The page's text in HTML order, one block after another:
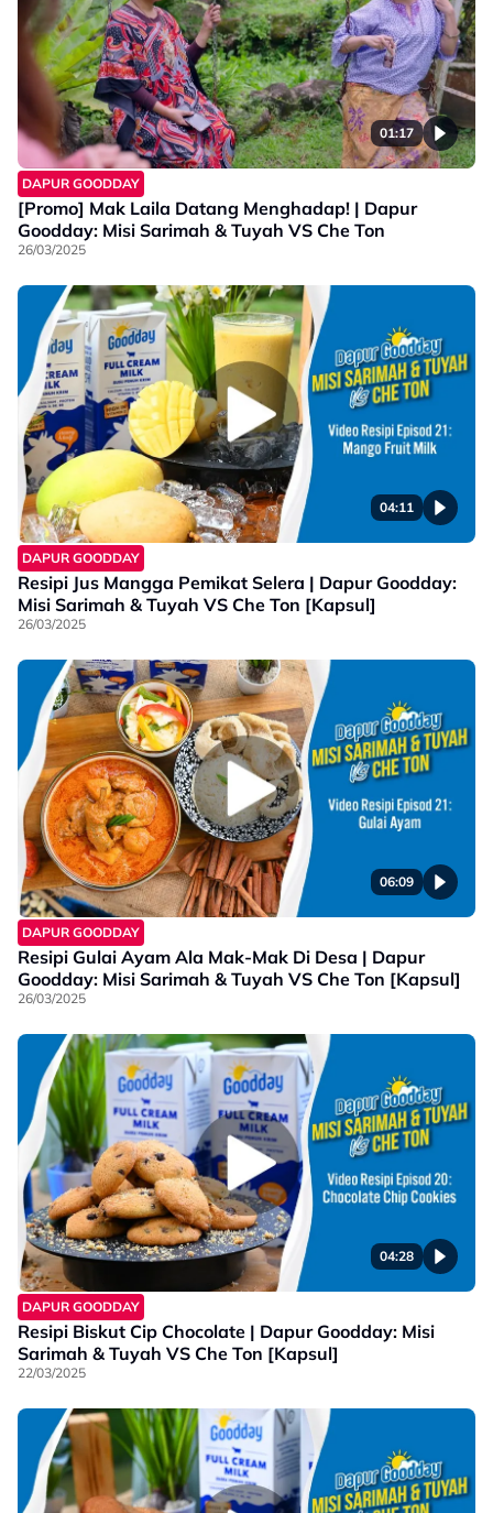
01:17
DAPUR GOODDAY
[Promo] Mak Laila Datang Menghadap! | Dapur
Goodday: Misi Sarimah & Tuyah VS Che Ton
26/03/2025
04:11
DAPUR GOODDAY
Resipi Jus Mangga Pemikat Selera | Dapur Goodday:
Misi Sarimah & Tuyah VS Che Ton [Kapsul]
26/03/2025
06:09
DAPUR GOODDAY
Resipi Gulai Ayam Ala Mak-Mak Di Desa | Dapur
Goodday: Misi Sarimah & Tuyah VS Che Ton [Kapsul]
26/03/2025
04:28
DAPUR GOODDAY
Resipi Biskut Cip Chocolate | Dapur Goodday: Misi
Sarimah & Tuyah VS Che Ton [Kapsul]
22/03/2025